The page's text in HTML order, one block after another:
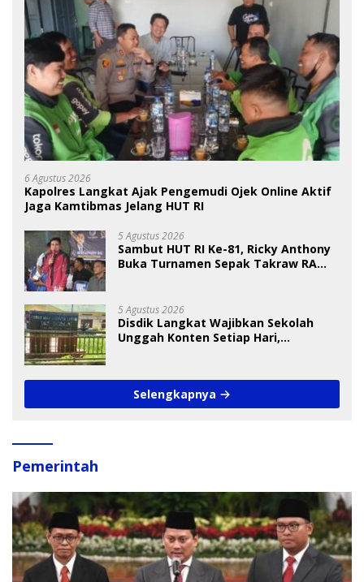
6 Agustus 2026
Kapolres Langkat Ajak Pengemudi Ojek Online Aktif
Jaga Kamtibmas Jelang HUT RI
5 Agustus 2026
Sambut HUT RI Ke-81, Ricky Anthony
Buka Turnamen Sepak Takraw RA
5 Agustus 2026
Disdik Langkat Wajibkan Sekolah
Unggah Konten Setiap Hari,
Selengkapnya
Pemerintah